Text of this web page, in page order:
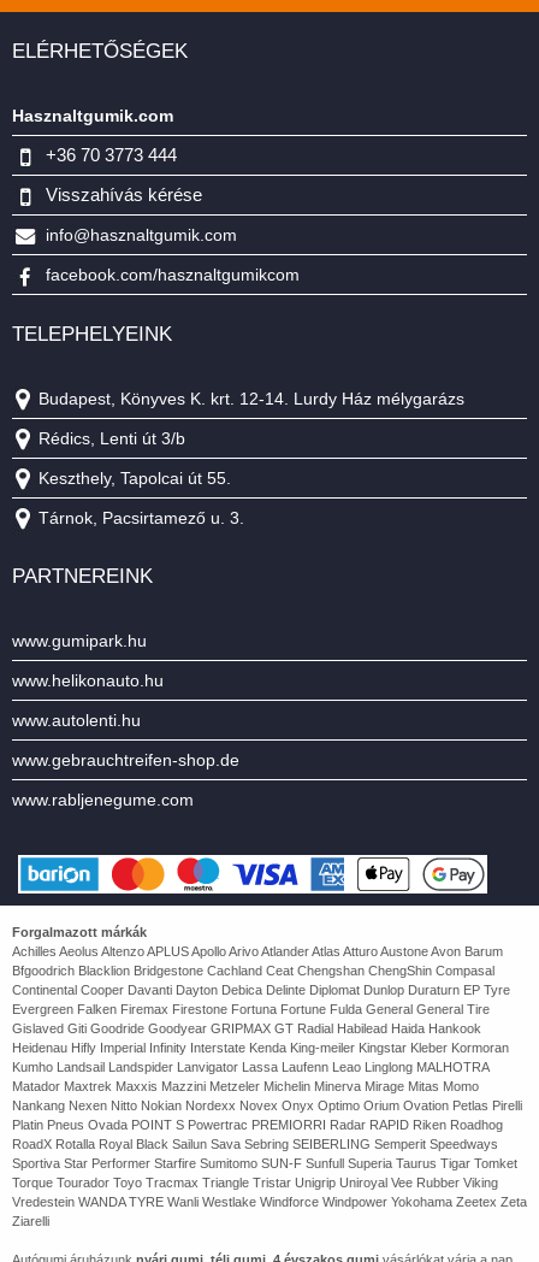
ELÉRHETŐSÉGEK
Hasznaltgumik.com
+36 70 3773 444
Visszahívás kérése
info@hasznaltgumik.com
facebook.com/hasznaltgumikcom
TELEPHELYEINK
Budapest, Könyves K. krt. 12-14. Lurdy Ház mélygarázs
Rédics, Lenti út 3/b
Keszthely, Tapolcai út 55.
Tárnok, Pacsirtamező u. 3.
PARTNEREINK
www.gumipark.hu
www.helikonauto.hu
www.autolenti.hu
www.gebrauchtreifen-shop.de
www.rabljenegume.com
Forgalmazott márkák
Achilles Aeolus Altenzo APLUS Apollo Arivo Atlander Atlas Atturo Austone Avon Barum
Bfgoodrich Blacklion Bridgestone Cachland Ceat Chengshan ChengShin Compasal
Continental Cooper Davanti Dayton Debica Delinte Diplomat Dunlop Duraturn EP Tyre
Evergreen Falken Firemax Firestone Fortuna Fortune Fulda General General Tire
Gislaved Giti Goodride Goodyear GRIPMAX GT Radial Habilead Haida Hankook
Heidenau Hifly Imperial Infinity Interstate Kenda King-meiler Kingstar Kleber Kormoran
Kumho Landsail Landspider Lanvigator Lassa Laufenn Leao Linglong MALHOTRA
Matador Maxtrek Maxxis Mazzini Metzeler Michelin Minerva Mirage Mitas Momo
Nankang Nexen Nitto Nokian Nordexx Novex Onyx Optimo Orium Ovation Petlas Pirelli
Platin Pneus Ovada POINT S Powertrac PREMIORRI Radar RAPID Riken Roadhog
RoadX Rotalla Royal Black Sailun Sava Sebring SEIBERLING Semperit Speedways
Sportiva Star Performer Starfire Sumitomo SUN-F Sunfull Superia Taurus Tigar Tomket
Torque Tourador Toyo Tracmax Triangle Tristar Unigrip Uniroyal Vee Rubber Viking
Vredestein WANDA TYRE Wanli Westlake Windforce Windpower Yokohama Zeetex Zeta
Ziarelli